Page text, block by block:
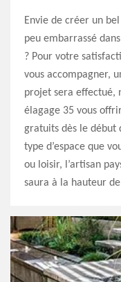
Envie de créer un
peu embarrassé
? Pour votre
vous accompagner,
projet sera effectué,
élagage 35 vous
gratuits dès le début
type d’espace que
ou loisir, l’artisan
saura à la hauteur